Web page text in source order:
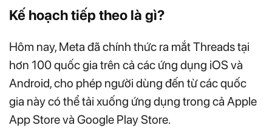
Kế hoạch tiếp theo là gì?
Hôm nay, Meta đã chính thức ra mắt Threads tại
hơn 100 quốc gia trên cả các ứng dụng iOS và
Android, cho phép người dùng đến từ các quốc
gia này có thể tải xuống ứng dụng trong cả Apple
App Store và Google Play Store.